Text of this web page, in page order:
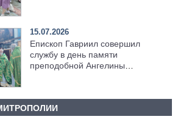
15.07.2026
Епископ Гавриил совершил
службу в день памяти
преподобной Ангелины